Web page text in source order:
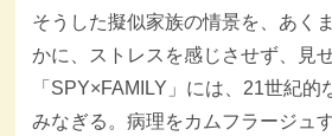
そうした擬似家族の情景を、あく
かに、ストレスを感じさせず、見
「SPY×FAMILY」には、21世紀
みなぎる。病理をカムフラージュ